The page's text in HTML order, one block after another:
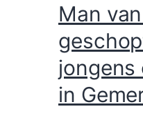
Man
jongens
in